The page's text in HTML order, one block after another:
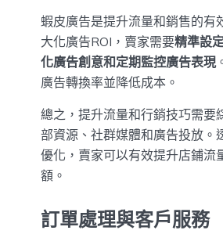
蝦皮廣告是提升流量和銷售的有
大化廣告ROI，賣家需要精準設
化廣告創意和定期監控廣告表現
廣告轉換率並降低成本。
總之，提升流量和行銷技巧需要
部資源、社群媒體和廣告投放。
優化，賣家可以有效提升店鋪流
額。
訂單處理與客戶服務